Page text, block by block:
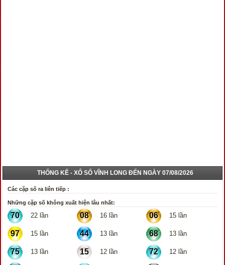
THỐNG KÊ - XỔ SỐ VĨNH LONG ĐẾN NGÀY 07/08/2026
Các cặp số ra liên tiếp :
Những cặp số không xuất hiện lâu nhất:
70 22 lần 08 16 lần 06 15 lần
97 15 lần 44 13 lần 68 13 lần
75 13 lần 15 12 lần 72 12 lần